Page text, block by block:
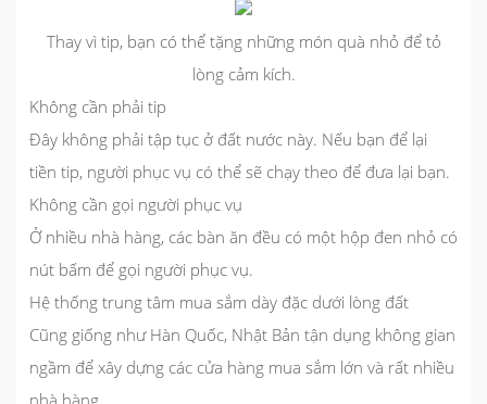
Thay vì tip, bạn có thể tặng những món quà nhỏ để tỏ
lòng cảm kích.
Không cần phải tip
Đây không phải tập tục ở đất nước này. Nếu bạn để lại
tiền tip, người phục vụ có thể sẽ chạy theo để đưa lại bạn.
Không cần gọi người phục vụ
Ở nhiều nhà hàng, các bàn ăn đều có một hộp đen nhỏ có
nút bấm để gọi người phục vụ.
Hệ thống trung tâm mua sắm dày đặc dưới lòng đất
Cũng giống như Hàn Quốc, Nhật Bản tận dụng không gian
ngầm để xây dựng các cửa hàng mua sắm lớn và rất nhiều